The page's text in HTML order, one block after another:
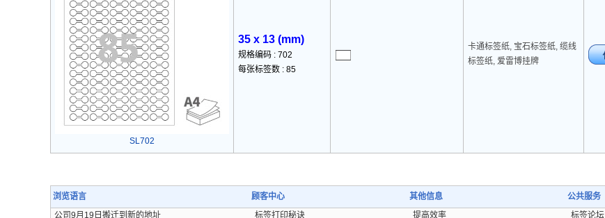
SL702
35 x 13 (mm)
规格编码 : 702
每张标签数 : 85
卡通标签纸, 宝石标签纸, 缆线
标签纸, 爱雷博挂牌
浏览语言
公司9月19日搬迁到新的地址
顾客中心
标签打印秘诀
其他信息
提高效率
公共服务
标签论坛